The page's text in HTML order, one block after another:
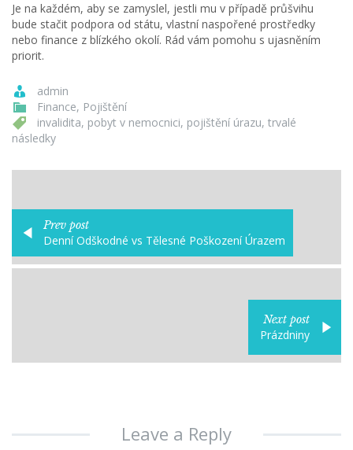
Je na každém, aby se zamyslel, jestli mu v případě průšvihu
bude stačit podpora od státu, vlastní naspořené prostředky
nebo finance z blízkého okolí. Rád vám pomohu s ujasněním
priorit.
admin
Finance, Pojištění
invalidita, pobyt v nemocnici, pojištění úrazu, trvalé
následky
Prev post
Denní Odškodné vs Tělesné Poškození Úrazem
Next post
Prázdniny
Leave a Reply